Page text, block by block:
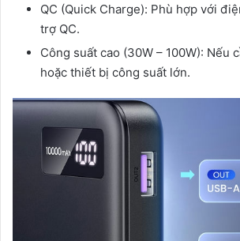
QC (Quick Charge): Phù hợp với
trợ QC.
Công suất cao (30W – 100W): Nếu
hoặc thiết bị công suất lớn.